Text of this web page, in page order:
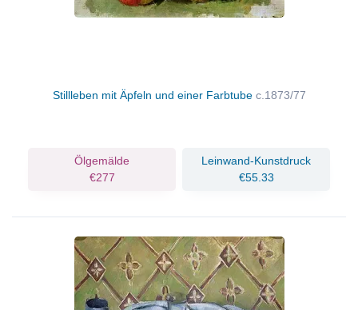
Stillleben mit Äpfeln und einer Farbtube c.1873/77
Ölgemälde
€277
Leinwand-Kunstdruck
€55.33